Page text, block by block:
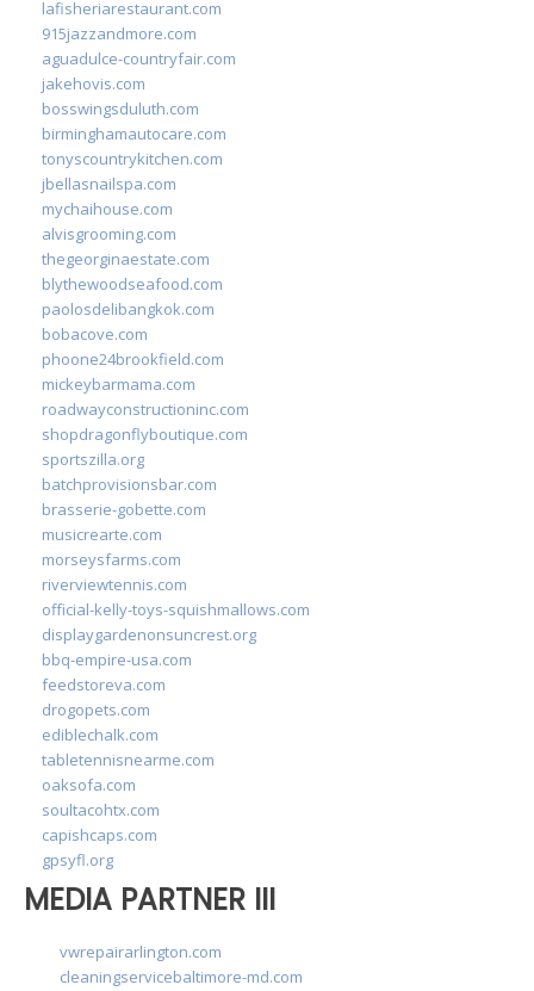
lafisheriarestaurant.com
915jazzandmore.com
aguadulce-countryfair.com
jakehovis.com
bosswingsduluth.com
birminghamautocare.com
tonyscountrykitchen.com
jbellasnailspa.com
mychaihouse.com
alvisgrooming.com
thegeorginaestate.com
blythewoodseafood.com
paolosdelibangkok.com
bobacove.com
phoone24brookfield.com
mickeybarmama.com
roadwayconstructioninc.com
shopdragonflyboutique.com
sportszilla.org
batchprovisionsbar.com
brasserie-gobette.com
musicrearte.com
morseysfarms.com
riverviewtennis.com
official-kelly-toys-squishmallows.com
displaygardenonsuncrest.org
bbq-empire-usa.com
feedstoreva.com
drogopets.com
ediblechalk.com
tabletennisnearme.com
oaksofa.com
soultacohtx.com
capishcaps.com
gpsyfl.org
MEDIA PARTNER III
vwrepairarlington.com
cleaningservicebaltimore-md.com